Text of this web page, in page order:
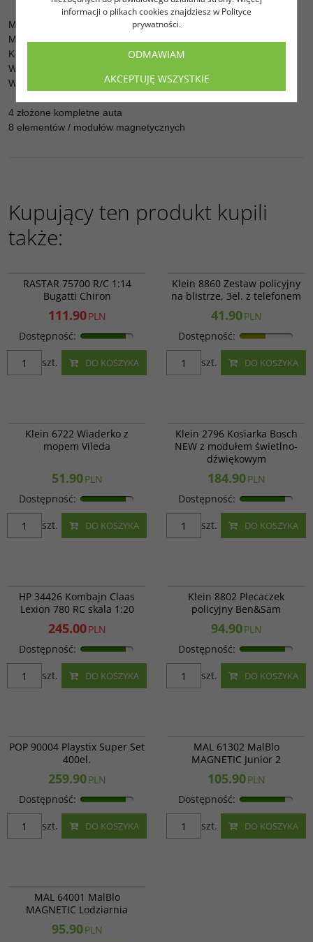
Marka :
POPULAR PLAYTHINGS
Materiał : plastik
Kolor : wielokolorowy
Wielkość: złożone ok 16-18 cm
Wiek : 2+
4 złożone kompletne auta
8 elementów / modułów magnetycznych
Kupujący ten produkt kupili
także:
PROMOCJA
RASTAR 75700 R/C 1:14
Bugatti Chiron
111.90PLN
Dostępność:
DO KOSZYKA
szt.
Klein 8860 Zestaw policyjny
na blistrze, 3el. z telefonem
41.90PLN
Dostępność:
DO KOSZYKA
szt.
Klein 6722 Wiaderko z
mopem Vileda
51.90PLN
Dostępność:
DO KOSZYKA
szt.
BESTSELLER
Klein 2796 Kosiarka Bosch
NEW z modułem świetlno-
dźwiękowym
184.90PLN
Dostępność:
DO KOSZYKA
szt.
PROMOCJA
HP 34426 Kombajn Claas
Lexion 780 RC skala 1:20
245.00PLN
Dostępność:
DO KOSZYKA
szt.
Klein 8802 Plecaczek
policyjny Ben&Sam
94.90PLN
Dostępność:
DO KOSZYKA
szt.
POP 90004 Playstix Super Set
400el.
259.90PLN
Dostępność:
DO KOSZYKA
szt.
MAL 61302 MalBlo
MAGNETIC Junior 2
105.90PLN
Dostępność:
DO KOSZYKA
szt.
MAL 64001 MalBlo
MAGNETIC Lodziarnia
95.90PLN
informacji o plikach cookies znajdziesz w Polityce
prywatności.
ODMAWIAM
AKCEPTUJĘ WSZYSTKIE